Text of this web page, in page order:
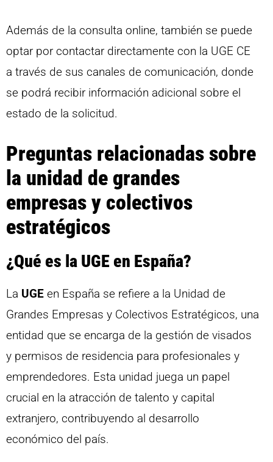
Además de la consulta online, también se puede
optar por contactar directamente con la UGE CE
a través de sus canales de comunicación, donde
se podrá recibir información adicional sobre el
estado de la solicitud.
Preguntas relacionadas sobre
la unidad de grandes
empresas y colectivos
estratégicos
¿Qué es la UGE en España?
La UGE en España se refiere a la Unidad de
Grandes Empresas y Colectivos Estratégicos, una
entidad que se encarga de la gestión de visados
y permisos de residencia para profesionales y
emprendedores. Esta unidad juega un papel
crucial en la atracción de talento y capital
extranjero, contribuyendo al desarrollo
económico del país.